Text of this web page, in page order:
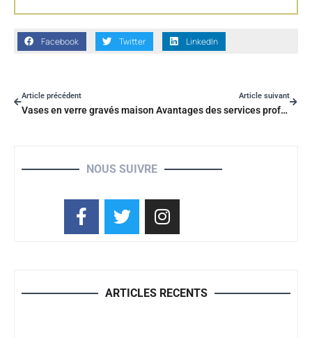
Facebook Twitter LinkedIn
Article précédent
Vases en verre gravés maison
Article suivant
Avantages des services professionnels de tonte de pelouse
NOUS SUIVRE
ARTICLES RECENTS